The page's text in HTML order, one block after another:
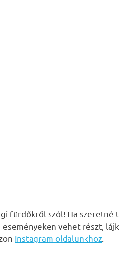
fürdőkről szól! Ha szeretné
vehet részt,
Instagram oldalunkhoz